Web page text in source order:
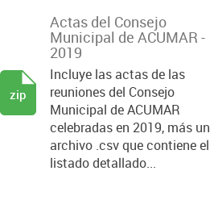
Actas del Consejo
Municipal de ACUMAR -
2019
Incluye las actas de las
reuniones del Consejo
Municipal de ACUMAR
celebradas en 2019, más un
archivo .csv que contiene el
listado detallado...
zip